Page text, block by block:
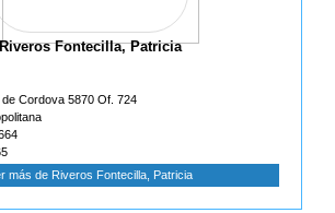
Riveros Fontecilla, Patricia
de Cordova 5870 Of. 724
más de Riveros Fontecilla, Patricia